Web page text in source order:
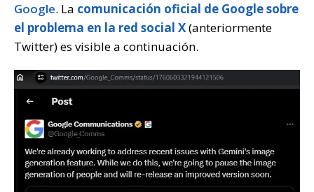
Google. La comunicación oficial de Google sobre
el problema en la red social X(anteriormente
Twitter) es visible a continuación.